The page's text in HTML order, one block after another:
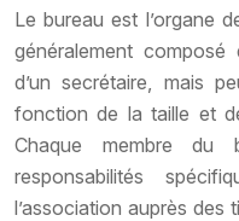
Le bureau est l’organe
généralement composé
d’un secrétaire, mais
fonction de la taille et
Chaque membre
responsabilités
l’association auprès des